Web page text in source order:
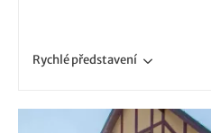
Rychlépředstavení